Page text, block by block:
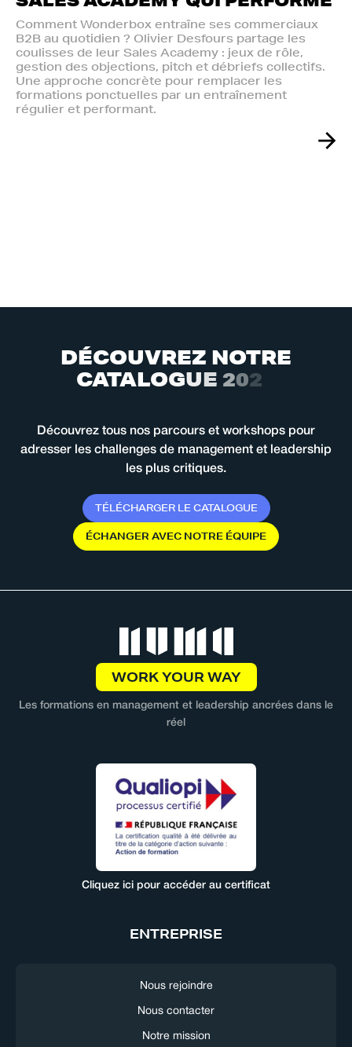
Comment Wonderbox entraîne ses commerciaux
B2B au quotidien ? Olivier Desfours partage les
coulisses de leur Sales Academy : jeux de rôle,
gestion des objections, pitch et débriefs collectifs.
Une approche concrète pour remplacer les
formations ponctuelles par un entraînement
régulier et performant.
DÉCOUVREZ NOTRE
CATALOGUE 202
Découvrez tous nos parcours et workshops pour
adresser les challenges de management et leadership
les plus critiques.
TÉLÉCHARGER LE CATALOGUE
ÉCHANGERAVEC NOTRE ÉQUIPE
WORK YOUR WAY
Les formations en management et leadership ancrées dans le
réel
Cliquez ici pour accéder au certificat
ENTREPRISE
Nous rejoindre
Nous contacter
Notre mission